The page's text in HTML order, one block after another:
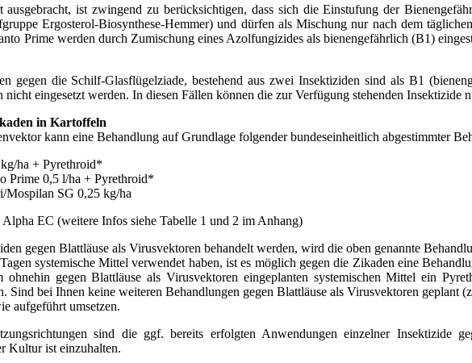
ist zwingend zu berücksichtigen, dass sich die Einstufung der
Ergosterol-Biosynthese-Hemmer) und dürfen als Mischung nur nach dem
Prime werden durch Zumischung eines Azolfungizides als bienengefährlich (B1)
gegen die Schilf-Glasflügelziade, bestehend aus zwei Insektiziden sind als B1
eingesetzt werden. In diesen Fällen können die zur Verfügung stehenden Insektizide
in Kartoffeln
kann eine Behandlung auf Grundlage folgender bundeseinheitlich abgestimmter
ha + Pyrethroid*
Prime 0,5 l/ha + Pyrethroid*
Mospilan SG 0,25 kg/ha
Alpha EC (weitere Infos siehe Tabelle 1 und 2 im Anhang)
gegen Blattläuse als Virusvektoren behandelt werden, wird die oben genannte
systemische Mittel verwendet haben, ist es möglich gegen die Zikaden eine
ohnehin gegen Blattläuse als Virusvektoren eingeplanten systemischen Mittel ein
Sind bei Ihnen keine weiteren Behandlungen gegen Blattläuse als Virusvektoren geplant
aufgeführt umsetzen.
sind die ggf. bereits erfolgten Anwendungen einzelner Insektizide
Kultur ist einzuhalten.